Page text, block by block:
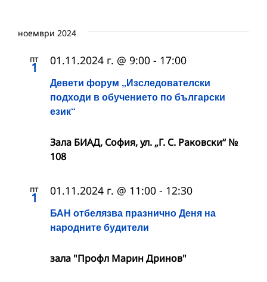
ноември 2024
пт
1
Девети форум „Изследователски
подходи в обучението по български
език“
01.11.2024 г. @ 9:00 - 17:00
Зала БИАД, София, ул. „Г. С. Раковски“ №
108
пт
1
БАН отбелязва празнично Деня на
народните будители
01.11.2024 г. @ 11:00 - 12:30
зала "Профл Марин Дринов"